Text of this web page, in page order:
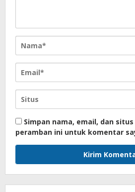
Simpan nama, email, dan
peramban ini untuk komentar